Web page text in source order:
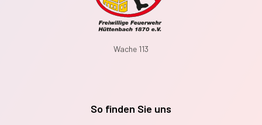
Wache 113
So finden Sie uns